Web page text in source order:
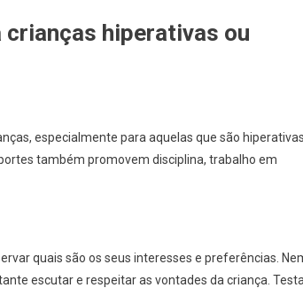
crianças hiperativas ou
especialmente para aquelas que são
também promovem disciplina, trabalho em
quais são os seus interesses e preferências.
escutar e respeitar as vontades da criança.